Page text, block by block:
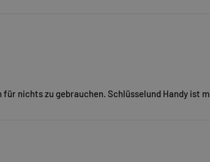
nichts zu gebrauchen. Schlüsselund Handy ist